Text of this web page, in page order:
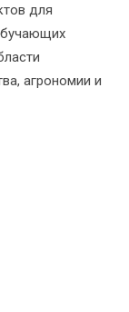
для
агрономии и